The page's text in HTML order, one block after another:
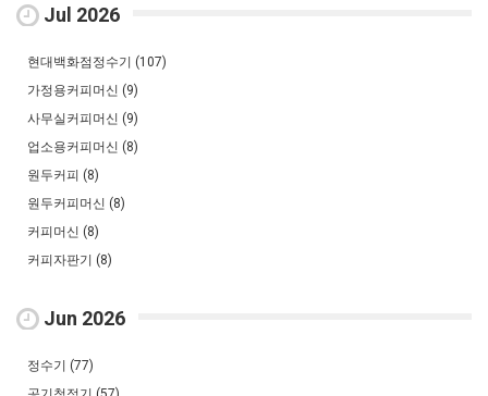
Jul 2026
현대백화점정수기 (107)
가정용커피머신 (9)
사무실커피머신 (9)
업소용커피머신 (8)
원두커피 (8)
원두커피머신 (8)
커피머신 (8)
커피자판기 (8)
Jun 2026
정수기 (77)